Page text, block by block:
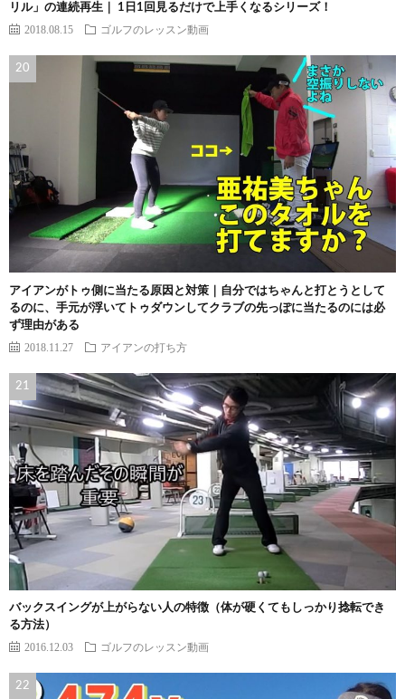
リル」の連続再生｜ 1日1回見るだけで上手くなるシリーズ！
2018.08.15 ゴルフのレッスン動画
アイアンがトゥ側に当たる原因と対策｜自分ではちゃんと打とうとして
るのに、手元が浮いてトゥダウンしてクラブの先っぽに当たるのには必
ず理由がある
2018.11.27 アイアンの打ち方
バックスイングが上がらない人の特徴（体が硬くてもしっかり捻転でき
る方法）
2016.12.03 ゴルフのレッスン動画